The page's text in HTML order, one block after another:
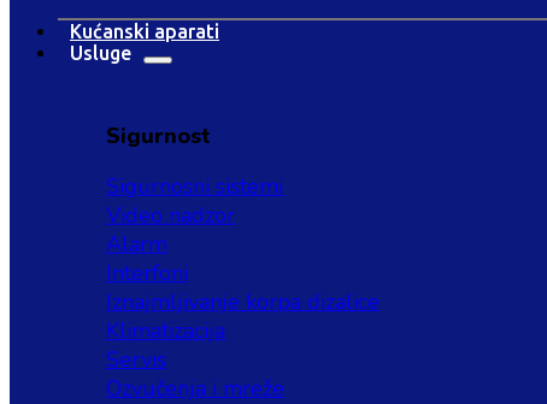
Kućanski aparati
Usluge
Sigurnost
Sigurnosni sistemi
Video nadzor
Alarm
Interfoni
Iznajmljivanje korpa dizalice
Klimatizacija
Servis
Ozvučenja i mreže